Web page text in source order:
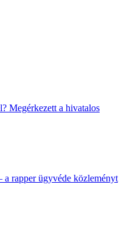
Megérkezett a hivatalos
a rapper ügyvéde közleményt